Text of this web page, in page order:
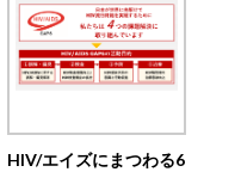
HIV/エイズにまつわる6